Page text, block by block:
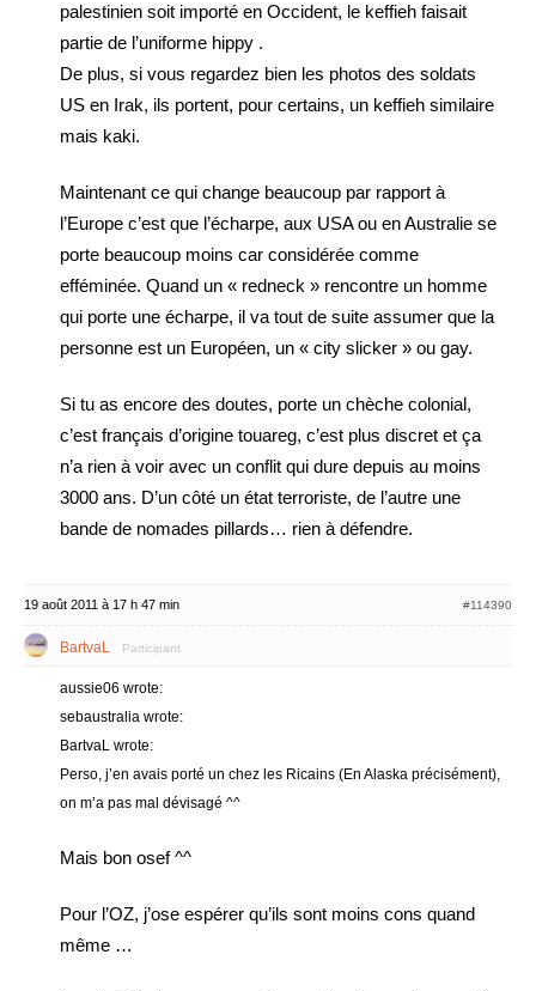
palestinien soit importé en Occident, le keffieh faisait
partie de l’uniforme hippy .
De plus, si vous regardez bien les photos des soldats
US en Irak, ils portent, pour certains, un keffieh similaire
mais kaki.
Maintenant ce qui change beaucoup par rapport à
l’Europe c’est que l’écharpe, aux USA ou en Australie se
porte beaucoup moins car considérée comme
efféminée. Quand un « redneck » rencontre un homme
qui porte une écharpe, il va tout de suite assumer que la
personne est un Européen, un « city slicker » ou gay.
Si tu as encore des doutes, porte un chèche colonial,
c’est français d’origine touareg, c’est plus discret et ça
n’a rien à voir avec un conflit qui dure depuis au moins
3000 ans. D’un côté un état terroriste, de l’autre une
bande de nomades pillards… rien à défendre.
19 août 2011 à 17 h 47 min #114390
BartvaL Participant
aussie06 wrote:
sebaustralia wrote:
BartvaL wrote:
Perso, j’en avais porté un chez les Ricains (En Alaska précisément),
on m’a pas mal dévisagé ^^
Mais bon osef ^^
Pour l’OZ, j’ose espérer qu’ils sont moins cons quand
même …